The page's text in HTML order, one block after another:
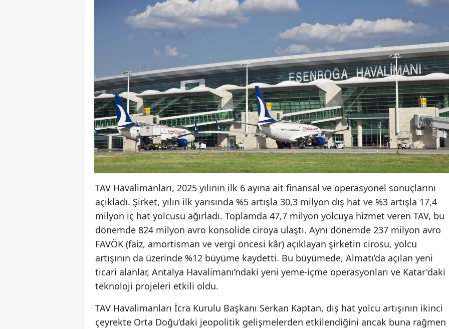
TAV Havalimanları, 2025 yılının ilk 6 ayına ait finansal ve operasyonel sonuçlarını
açıkladı. Şirket, yılın ilk yarısında %5 artışla 30,3 milyon dış hat ve %3 artışla 17,4
milyon iç hat yolcusu ağırladı. Toplamda 47,7 milyon yolcuya hizmet veren TAV, bu
dönemde 824 milyon avro konsolide ciroya ulaştı. Aynı dönemde 237 milyon avro
FAVÖK (faiz, amortisman ve vergi öncesi kâr) açıklayan şirketin cirosu, yolcu
artışının da üzerinde %12 büyüme kaydetti. Bu büyümede, Almatı’da açılan yeni
ticari alanlar, Antalya Havalimanı’ndaki yeni yeme-içme operasyonları ve Katar'daki
teknoloji projeleri etkili oldu.
TAV Havalimanları İcra Kurulu Başkanı Serkan Kaptan, dış hat yolcu artışının ikinci
çeyrekte Orta Doğu’daki jeopolitik gelişmelerden etkilendiğini ancak buna rağmen